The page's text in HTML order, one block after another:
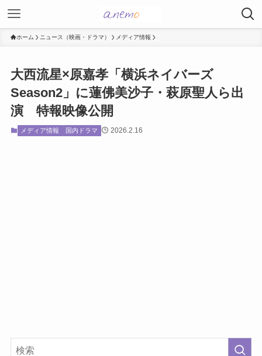
ホーム ニュース（映画・ドラマ） メディア情報
大西流星×原嘉孝「横浜ネイバーズ
Season2」に蓮佛美沙子・萩原聖人ら出
演 特報映像公開
メディア情報 国内ドラマ 2026.2.16